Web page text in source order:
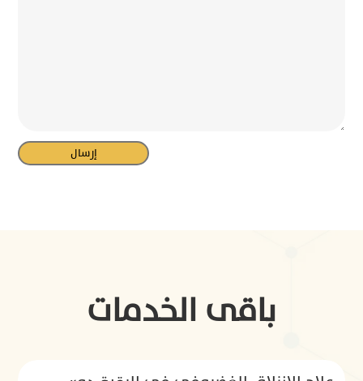
باقى الخدمات